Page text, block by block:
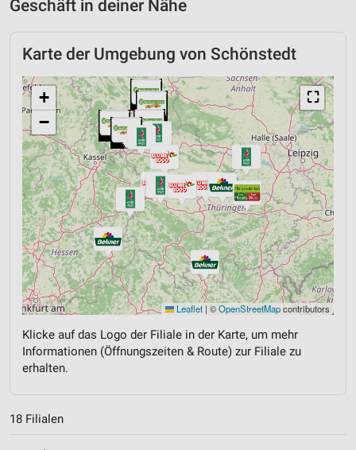
Geschäft in deiner Nähe
Karte der Umgebung von Schönstedt
⛶
+
−
Leaflet | ©OpenStreetMapcontributors
Klicke auf das Logo der Filiale in der Karte, um mehr
Informationen (Öffnungszeiten & Route) zur Filiale zu
erhalten.
18 Filialen